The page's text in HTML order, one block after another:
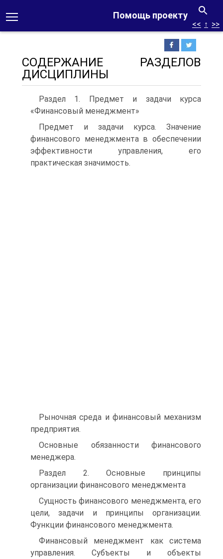
Помощь проекту
<< ↑ >>
СОДЕРЖАНИЕ РАЗДЕЛОВ
ДИСЦИПЛИНЫ
Раздел 1. Предмет и задачи курса
«Финансовый менеджмент»
Предмет и задачи курса. Значение
финансового менеджмента в обеспечении
эффективности управления, его
практическая значимость.
Рыночная среда и финансовый механизм
предприятия.
Основные обязанности финансового
менеджера.
Раздел 2. Основные принципы
организации финансового менеджмента
Сущность финансового менеджмента, его
цели, задачи и принципы организации.
Функции финансового менеджмента.
Финансовый менеджмент как система
управления. Субъекты и объекты